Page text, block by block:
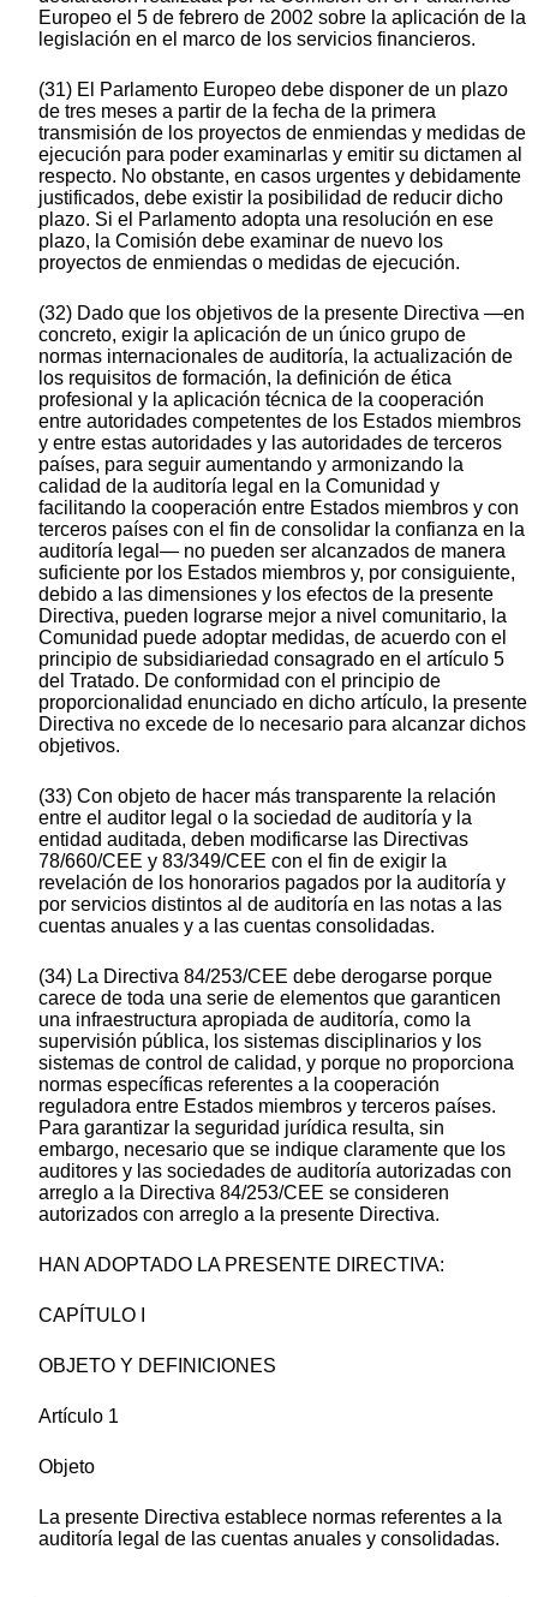
Europeo el 5 de febrero de 2002 sobre la aplicación de la
legislación en el marco de los servicios financieros.
(31) El Parlamento Europeo debe disponer de un plazo
de tres meses a partir de la fecha de la primera
transmisión de los proyectos de enmiendas y medidas de
ejecución para poder examinarlas y emitir su dictamen al
respecto. No obstante, en casos urgentes y debidamente
justificados, debe existir la posibilidad de reducir dicho
plazo. Si el Parlamento adopta una resolución en ese
plazo, la Comisión debe examinar de nuevo los
proyectos de enmiendas o medidas de ejecución.
(32) Dado que los objetivos de la presente Directiva —en
concreto, exigir la aplicación de un único grupo de
normas internacionales de auditoría, la actualización de
los requisitos de formación, la definición de ética
profesional y la aplicación técnica de la cooperación
entre autoridades competentes de los Estados miembros
y entre estas autoridades y las autoridades de terceros
países, para seguir aumentando y armonizando la
calidad de la auditoría legal en la Comunidad y
facilitando la cooperación entre Estados miembros y con
terceros países con el fin de consolidar la confianza en la
auditoría legal— no pueden ser alcanzados de manera
suficiente por los Estados miembros y, por consiguiente,
debido a las dimensiones y los efectos de la presente
Directiva, pueden lograrse mejor a nivel comunitario, la
Comunidad puede adoptar medidas, de acuerdo con el
principio de subsidiariedad consagrado en el artículo 5
del Tratado. De conformidad con el principio de
proporcionalidad enunciado en dicho artículo, la presente
Directiva no excede de lo necesario para alcanzar dichos
objetivos.
(33) Con objeto de hacer más transparente la relación
entre el auditor legal o la sociedad de auditoría y la
entidad auditada, deben modificarse las Directivas
78/660/CEE y 83/349/CEE con el fin de exigir la
revelación de los honorarios pagados por la auditoría y
por servicios distintos al de auditoría en las notas a las
cuentas anuales y a las cuentas consolidadas.
(34) La Directiva 84/253/CEE debe derogarse porque
carece de toda una serie de elementos que garanticen
una infraestructura apropiada de auditoría, como la
supervisión pública, los sistemas disciplinarios y los
sistemas de control de calidad, y porque no proporciona
normas específicas referentes a la cooperación
reguladora entre Estados miembros y terceros países.
Para garantizar la seguridad jurídica resulta, sin
embargo, necesario que se indique claramente que los
auditores y las sociedades de auditoría autorizadas con
arreglo a la Directiva 84/253/CEE se consideren
autorizados con arreglo a la presente Directiva.
HAN ADOPTADO LA PRESENTE DIRECTIVA:
CAPÍTULO I
OBJETO Y DEFINICIONES
Artículo 1
Objeto
La presente Directiva establece normas referentes a la
auditoría legal de las cuentas anuales y consolidadas.